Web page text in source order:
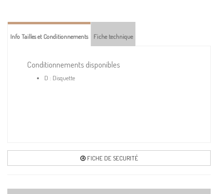
Info Tailles et Conditionnements Fiche technique
Conditionnements disponibles
D : Disquette
FICHE DE SECURITÉ